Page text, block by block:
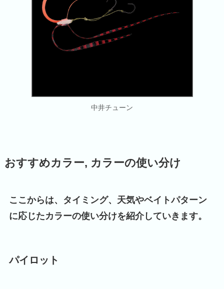
中井チューン
おすすめカラー, カラーの使い分け
ここからは、タイミング、天気やベイトパターン
に応じたカラーの使い分けを紹介していきます。
パイロット